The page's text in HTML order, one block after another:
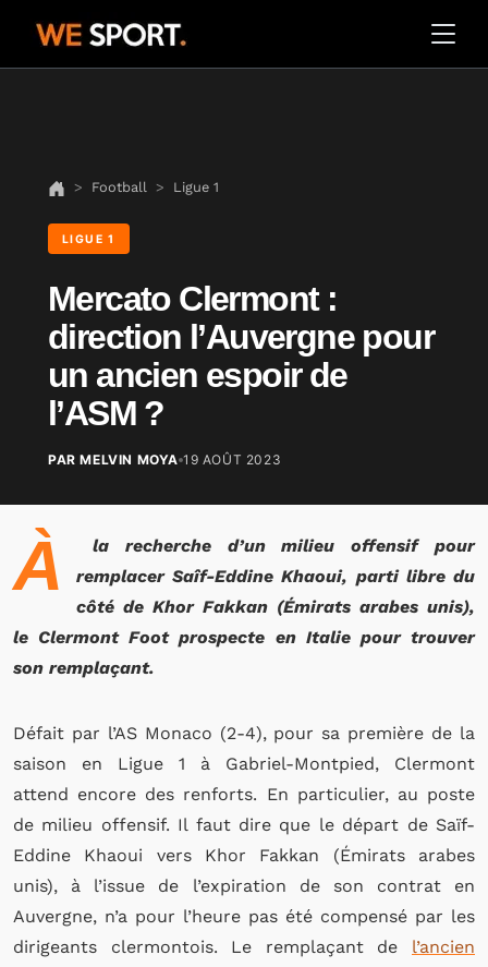
Football Ligue 1
LIGUE 1
Mercato Clermont :
direction l’Auvergne pour
un ancien espoir de
l’ASM ?
PAR MELVIN MOYA 19 AOÛT 2023
À
la recherche d’un milieu offensif pour
remplacer Saîf-Eddine Khaoui, parti libre du
côté de Khor Fakkan (Émirats arabes unis),
le Clermont Foot prospecte en Italie pour trouver
son remplaçant.
Défait par l’AS Monaco (2-4), pour sa première de la
saison en Ligue 1 à Gabriel-Montpied, Clermont
attend encore des renforts. En particulier, au poste
de milieu offensif. Il faut dire que le départ de Saïf-
Eddine Khaoui vers Khor Fakkan (Émirats arabes
unis), à l’issue de l’expiration de son contrat en
Auvergne, n’a pour l’heure pas été compensé par les
dirigeants clermontois. Le remplaçant de l’ancien